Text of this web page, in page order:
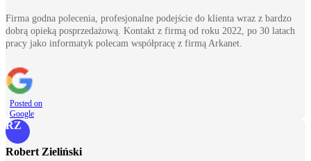
Firma godna polecenia, profesjonalne podejście do klienta wraz z bardzo
dobrą opieką posprzedażową. Kontakt z firmą od roku 2022, po 30 latach
pracy jako informatyk polecam współpracę z firmą Arkanet.
Posted on
Google
RZ
Robert Zieliński